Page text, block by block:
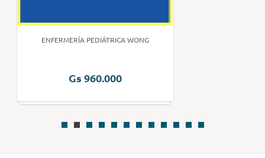
ENFERMERÍA PEDIÁTRICA WONG
Gs 960.000